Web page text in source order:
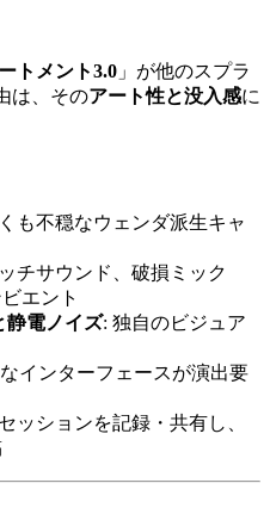
トメント3.0 」が他のスプラ
は、そのアート性と没入感に
も不穏なウェンダ派生キャ
チサウンド、破損ミック
エント
静電ノイズ: 独自のビジュア
インターフェースが演出要
ッションを記録・共有し、